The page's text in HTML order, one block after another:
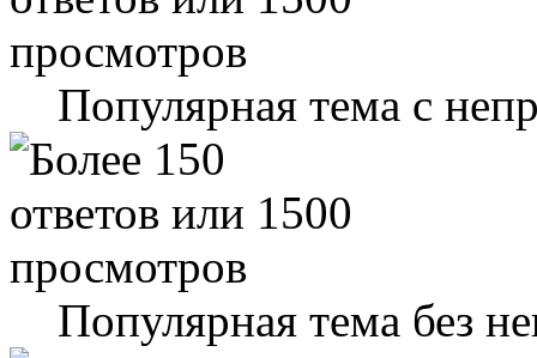
Популярная тема с
Популярная тема без